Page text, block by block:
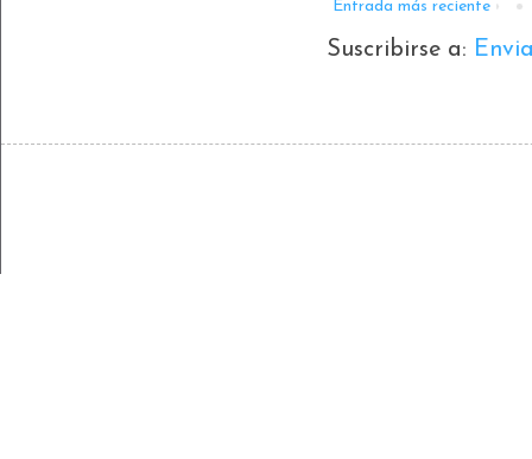
Entrada más reciente
Suscribirse a: